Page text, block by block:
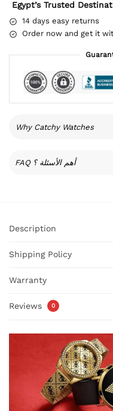
Egypt’s Trusted
14 days easy returns
Order now and get it
Why Catchy Watches
FAQ أهم الأسئلة ؟
Description
Shipping Policy
Warranty
Reviews 0